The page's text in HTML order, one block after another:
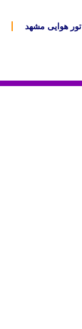
تور هوایی مشهد